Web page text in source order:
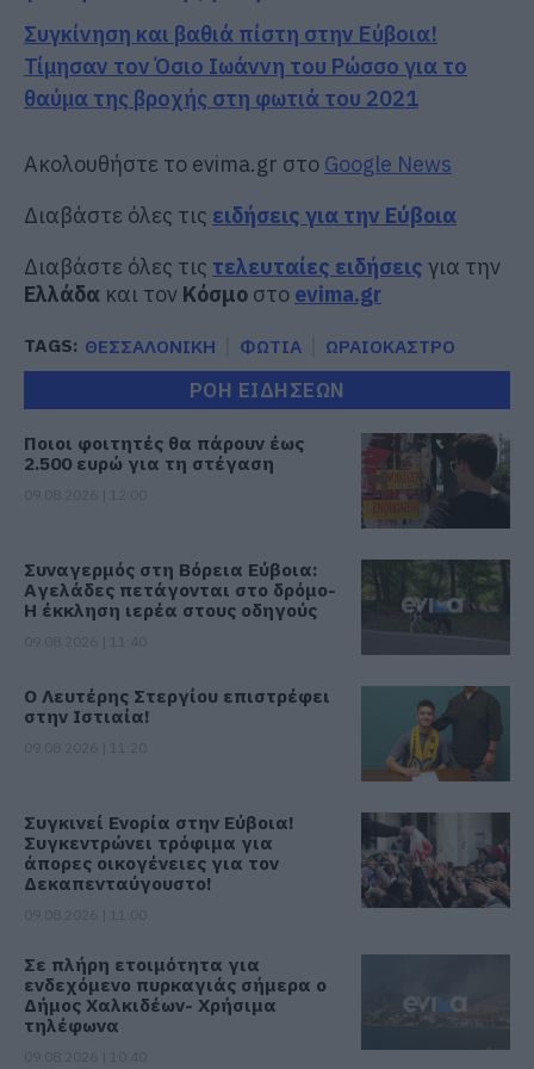
Συγκίνηση και βαθιά πίστη στην Εύβοια!
Τίμησαν τον Όσιο Ιωάννη του Ρώσσο για το
θαύμα της βροχής στη φωτιά του 2021
Ακολουθήστε το evima.gr στο Google News
Διαβάστε όλες τις ειδήσεις για την Εύβοια
Διαβάστε όλες τις τελευταίες ειδήσεις για την
Ελλάδα και τον Κόσμο στο evima.gr
TAGS: ΘΕΣΣΑΛΟΝΙΚΗ ΦΩΤΙΑ ΩΡΑΙΟΚΑΣΤΡΟ
ΡΟΗ ΕΙΔΗΣΕΩΝ
Ποιοι φοιτητές θα πάρουν έως
2.500 ευρώ για τη στέγαση
Συναγερμός στη Βόρεια Εύβοια:
Αγελάδες πετάγονται στο δρόμο-
Η έκκληση ιερέα στους οδηγούς
Ο Λευτέρης Στεργίου επιστρέφει
στην Ιστιαία!
Συγκινεί Ενορία στην Εύβοια!
Συγκεντρώνει τρόφιμα για
άπορες οικογένειες για τον
Δεκαπενταύγουστο!
Σε πλήρη ετοιμότητα για
ενδεχόμενο πυρκαγιάς σήμερα ο
Δήμος Χαλκιδέων- Χρήσιμα
τηλέφωνα